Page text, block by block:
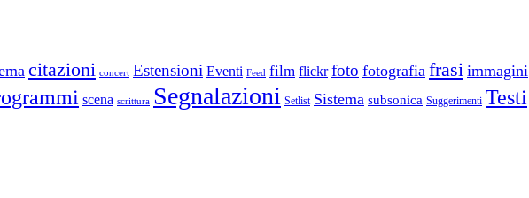
citazioni concert Estensioni Eventi Feed film flickr foto fotografia frasi immagini
scena scrittura Segnalazioni Setlist Sistema subsonica Suggerimenti Testi